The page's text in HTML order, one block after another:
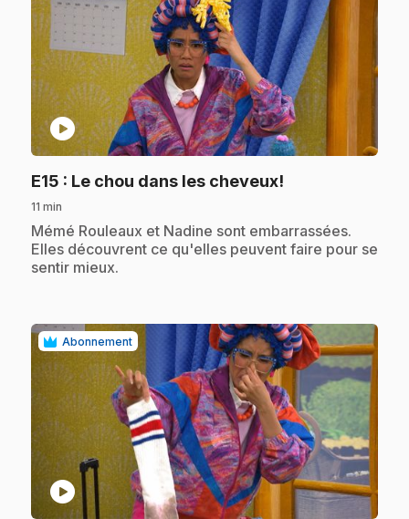
play_circle
E15 : Le chou dans les cheveux!
11 min
.Mémé Rouleaux et Nadine sont embarrassées.
Elles découvrent ce qu'elles peuvent faire pour se
sentir mieux.
Abonnement
play_circle